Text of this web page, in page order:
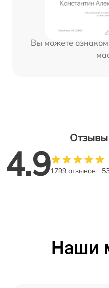
Вы можете
Отзывы
4.91799 отзывов
Наши